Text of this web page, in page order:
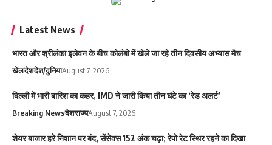
Latest News
भारत और श्रीलंका इलेवन के बीच कोलंबो में खेले जा रहे तीन दिवसीय अभ्यास मैच
खेलदेशदेश/दुनियाAugust 7, 2026
दिल्ली में भारी बारिश का कहर, IMD ने जारी किया तीन घंटे का ‘रेड अलर्ट’
Breaking Newsदेशराज्यAugust 7, 2026
शेयर बाजार हरे निशान पर बंद, सेंसेक्स 152 अंक चढ़ा; रेपो रेट स्थिर रहने का दिखा